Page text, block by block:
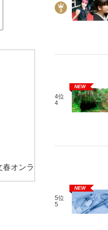
春オンラ
4位
4
NEW
5位
5
NEW